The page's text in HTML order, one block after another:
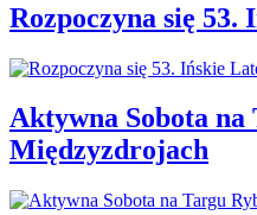
Rozpoczyna się
Aktywna Sobota na
Międzyzdrojach